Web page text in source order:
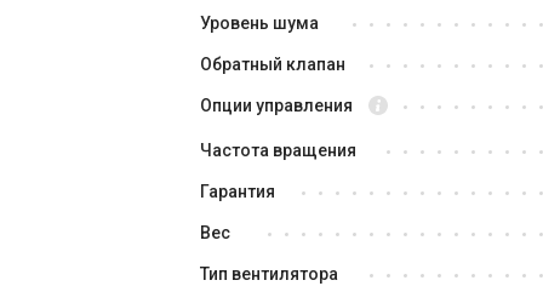
Уровень шума
Обратный клапан
Опции управления
Частота вращения
Гарантия
Вес
Тип вентилятора